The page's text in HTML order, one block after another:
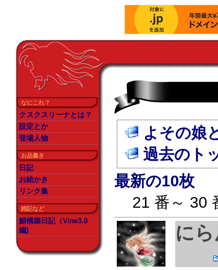
よその娘
過去のト
最新の10枚
21 番～ 30
に
なにこれ？
クスクスリーナとは？
設定とか
登場人物
お品書き
日記
お絵かき
リンク集
雑記など
鯖構築日記（Vine3.0
編)